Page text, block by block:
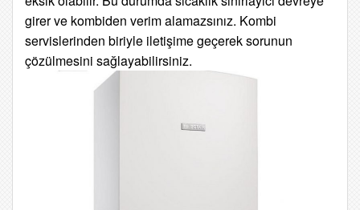
girer ve kombiden verim alamazsınız. Kombi
servislerinden biriyle iletişime geçerek sorunun
çözülmesini sağlayabilirsiniz.